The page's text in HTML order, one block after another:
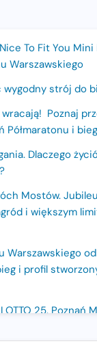
To Fit You
Warszawskiego
wygodny strój do
Poznaj
Półmaratonu i
Dlaczego
Mostów.
i większym
Warszawskiego
i profil
25. Poznań